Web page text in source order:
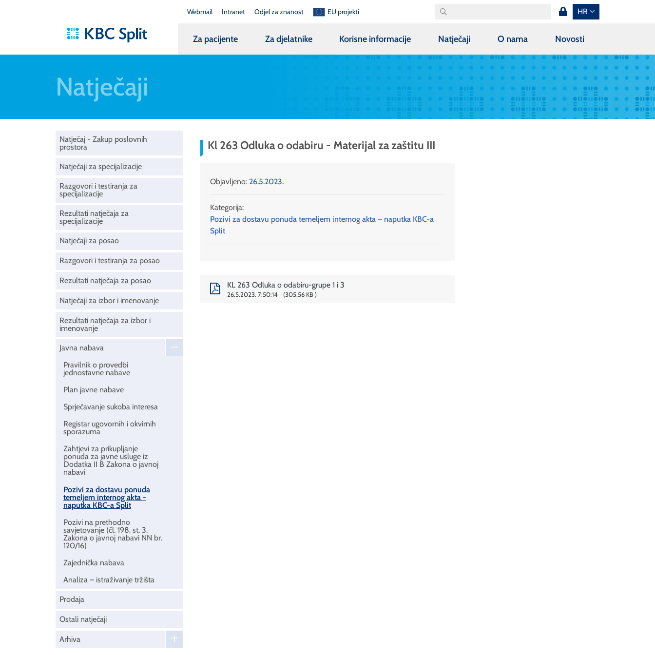
Webmail Intranet Odjel za znanost EU projekti HR
Za pacijente Za djelatnike Korisne informacije Natječaji O nama Novosti
Natječaji
Natječaj - Zakup poslovnih
prostora
Natječaji za specijalizacije
Razgovori i testiranja za
specijalizacije
Rezultati natječaja za
specijalizacije
Natječaji za posao
Razgovori i testiranja za posao
Rezultati natječaja za posao
Natječaji za izbor i imenovanje
Rezultati natječaja za izbor i
imenovanje
Javna nabava
Pravilnik o provedbi
jednostavne nabave
Plan javne nabave
Sprječavanje sukoba interesa
Registar ugovornih i okvirnih
sporazuma
Zahtjevi za prikupljanje
ponuda za javne usluge iz
Dodatka II B Zakona o javnoj
nabavi
Pozivi za dostavu ponuda
temeljem internog akta -
naputka KBC-a Split
Pozivi na prethodno
savjetovanje (čl. 198. st. 3.
Zakona o javnoj nabavi NN br.
120/16)
Zajednička nabava
Analiza – istraživanje tržišta
Prodaja
Ostali natječaji
Arhiva
Kl 263 Odluka o odabiru - Materijal za zaštitu III
Objavljeno: 26.5.2023.
Kategorija:
Pozivi za dostavu ponuda temeljem internog akta – naputka KBC-a
Split
KL 263 Odluka o odabiru-grupe 1 i 3
26.5.2023. 7:50:14 305,56 KB